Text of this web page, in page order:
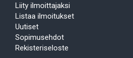
Liity ilmoittajaksi
Listaa ilmoitukset
Uutiset
Sopimusehdot
Rekisteriseloste